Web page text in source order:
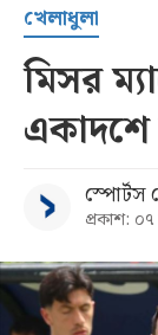
সর্বশেষ
বিভাগ
আর্কাইভ
খেলাধুলা
মিসর
স্পোর্টস
প্রকাশ: